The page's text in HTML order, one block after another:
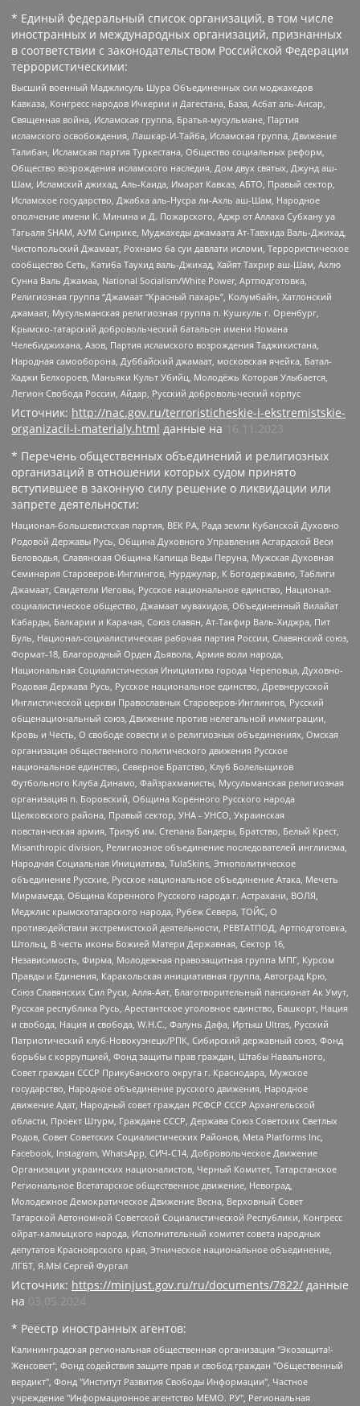
* Единый федеральный список организаций, в том числе
иностранных и международных организаций, признанных
в соответствии с законодательством Российской Федерации
террористическими:
Высший военный Маджлисуль Шура Объединенных сил моджахедов
Кавказа, Конгресс народов Ичкерии и Дагестана, База, Асбат аль-Ансар,
Священная война, Исламская группа, Братья-мусульмане, Партия
исламского освобождения, Лашкар-И-Тайба, Исламская группа, Движение
Талибан, Исламская партия Туркестана, Общество социальных реформ,
Общество возрождения исламского наследия, Дом двух святых, Джунд аш-
Шам, Исламский джихад, Аль-Каида, Имарат Кавказ, АБТО, Правый сектор,
Исламское государство, Джабха аль-Нусра ли-Ахль аш-Шам, Народное
ополчение имени К. Минина и Д. Пожарского, Аджр от Аллаха Субхану уа
Тагьаля SHAM, АУМ Синрике, Муджахеды джамаата Ат-Тавхида Валь-Джихад,
Чистопольский Джамаат, Рохнамо ба суи давлати исломи, Террористическое
сообщество Сеть, Катиба Таухид валь-Джихад, Хайят Тахрир аш-Шам, Ахлю
Сунна Валь Джамаа, National Socialism/White Power, Артподготовка,
Религиозная группа “Джамаат “Красный пахарь”, Колумбайн, Хатлонский
джамаат, Мусульманская религиозная группа п. Кушкуль г. Оренбург,
Крымско-татарский добровольческий батальон имени Номана
Челебиджихана, Азов, Партия исламского возрождения Таджикистана,
Народная самооборона, Дуббайский джамаат, московская ячейка, Батал-
Хаджи Белхороев, Маньяки Культ Убийц, Молодёжь Которая Улыбается,
Легион Свобода России, Айдар, Русский добровольческий корпус
Источник: http://nac.gov.ru/terroristicheskie-i-ekstremistskie-
organizacii-i-materialy.html данные на
16.11.2023
* Перечень общественных объединений и религиозных
организаций в отношении которых судом принято
вступившее в законную силу решение о ликвидации или
запрете деятельности:
Национал-большевистская партия, ВЕК РА, Рада земли Кубанской Духовно
Родовой Державы Русь, Община Духовного Управления Асгардской Веси
Беловодья, Славянская Община Капища Веды Перуна, Мужская Духовная
Семинария Староверов-Инглингов, Нурджулар, К Богодержавию, Таблиги
Джамаат, Свидетели Иеговы, Русское национальное единство, Национал-
социалистическое общество, Джамаат мувахидов, Объединенный Вилайат
Кабарды, Балкарии и Карачая, Союз славян, Ат-Такфир Валь-Хиджра, Пит
Буль, Национал-социалистическая рабочая партия России, Славянский союз,
Формат-18, Благородный Орден Дьявола, Армия воли народа,
Национальная Социалистическая Инициатива города Череповца, Духовно-
Родовая Держава Русь, Русское национальное единство, Древнерусской
Инглистической церкви Православных Староверов-Инглингов, Русский
общенациональный союз, Движение против нелегальной иммиграции,
Кровь и Честь, О свободе совести и о религиозных объединениях, Омская
организация общественного политического движения Русское
национальное единство, Северное Братство, Клуб Болельщиков
Футбольного Клуба Динамо, Файзрахманисты, Мусульманская религиозная
организация п. Боровский, Община Коренного Русского народа
Щелковского района, Правый сектор, УНА - УНСО, Украинская
повстанческая армия, Тризуб им. Степана Бандеры, Братство, Белый Крест,
Misanthropic division, Религиозное объединение последователей инглиизма,
Народная Социальная Инициатива, TulaSkins, Этнополитическое
объединение Русские, Русское национальное объединение Атака, Мечеть
Мирмамеда, Община Коренного Русского народа г. Астрахани, ВОЛЯ,
Меджлис крымскотатарского народа, Рубеж Севера, ТОЙС, О
противодействии экстремистской деятельности, РЕВТАТПОД, Артподготовка,
Штольц, В честь иконы Божией Матери Державная, Сектор 16,
Независимость, Фирма, Молодежная правозащитная группа МПГ, Курсом
Правды и Единения, Каракольская инициативная группа, Автоград Крю,
Союз Славянских Сил Руси, Алля-Аят, Благотворительный пансионат Ак Умут,
Русская республика Русь, Арестантское уголовное единство, Башкорт, Нация
и свобода, Нация и свобода, W.H.С., Фалунь Дафа, Иртыш Ultras, Русский
Патриотический клуб-Новокузнецк/РПК, Сибирский державный союз, Фонд
борьбы с коррупцией, Фонд защиты прав граждан, Штабы Навального,
Совет граждан СССР Прикубанского округа г. Краснодара, Мужское
государство, Народное объединение русского движения, Народное
движение Адат, Народный совет граждан РСФСР СССР Архангельской
области, Проект Штурм, Граждане СССР, Держава Союз Советских Светлых
Родов, Совет Советских Социалистических Районов, Meta Platforms Inc,
Facebook, Instagram, WhatsApp, СИЧ-С14, Добровольческое Движение
Организации украинских националистов, Черный Комитет, Татарстанское
Региональное Всетатарское общественное движение, Невоград,
Молодежное Демократическое Движение Весна, Верховный Совет
Татарской Автономной Советской Социалистической Республики, Конгресс
ойрат-калмыцкого народа, Исполнительный комитет совета народных
депутатов Красноярского края, Этническое национальное объединение,
ЛГБТ, Я.МЫ Сергей Фургал
Источник: https://minjust.gov.ru/ru/documents/7822/ данные
на 03.05.2024
* Реестр иностранных агентов:
Калининградская региональная общественная организация "Экозащита!-Женсовет", Фонд содействия защите прав и свобод граждан "Общественный вердикт", Фонд "Институт Развития Свободы Информации", Частное учреждение "Информационное агентство МЕМО. РУ", Региональная общественная организация "Общественная комиссия по сохранению наследия академика Сахарова", Фонд поддержки свободы прессы, Санкт-Петербургская общественная правозащитная организация "Гражданский контроль", Межрегиональная общественная организация "Информационно-просветительский центр "Мемориал", Региональный Фонд "Центр Защиты Прав Средств Массовой Информации", с 05.12.2023 Фонд "Центр Защиты Прав Средств массовой информации", Региональная общественная благотворительная организация помощи беженцам и мигрантам "Гражданское содействие", Негосударственное образовательное учреждение дополнительного профессионального образования (повышение квалификации) специалистов "АКАДЕМИЯ ПО ПРАВАМ ЧЕЛОВЕКА", Свердловская региональная общественная организация "Сутяжник", Автономная некоммерческая организация "Центр независимых социологических исследований", Союз общественных объединений "Российский исследовательский центр по правам человека", Региональное общественное учреждение научно-информационный центр "МЕМОРИАЛ", Некоммерческая организация "Фонд защиты гласности", Автономная некоммерческая организация "Институт прав человека", Городская общественная организация "Екатеринбургское общество "МЕМОРИАЛ", Городская общественная организация "Рязанское историко-просветительское и правозащитное общество "Мемориал" (Рязанский Мемориал), Челябинский региональный орган общественной самодеятельности – женское общественное объединение "Женщины Евразии", Челябинский региональный орган общественной самодеятельности "Уральская правозащитная группа", Фонд содействия защите здоровья и социальной справедливости имени Андрея Рылькова, Автономная Некоммерческая Организация "Аналитический Центр Юрия Левады", Автономная некоммерческая организация социальной поддержки населения "Проект Апрель", Региональная общественная организация помощи женщинам и детям, находящимся в кризисной ситуации "Информационно-методический центр "Анна", Фонд содействия развитию массовых коммуникаций и правовому просвещению "Так-так-Так", Фонд содействия устойчивому развитию "Серебряная тайга", Свердловский региональный общественный фонд социальных проектов "Новое время", "Idel.Реалии", Кавказ.Реалии, Крым.Реалии, Телеканал Настоящее Время, Татаро-башкирская служба Радио Свобода (Azatliq Radiosi), Радио Свободная Европа/Радио Свобода (PCE/PC), "Сибирь.Реалии", "Фактограф", Благотворительный фонд помощи осужденным и их семьям, Автономная некоммерческая организация "Институт глобализации и социальных движений", Фонд "В защиту прав заключенных", Частное учреждение "Центр поддержки и содействия развитию средств массовой информации", Пензенский региональный общественный благотворительный фонд "Гражданский союз", "Север.Реалии", Некоммерческая организация Фонд "Правовая инициатива", Общество с ограниченной ответственностью "Радио Свободная Европа/Радио Свобода", Чешское информационное агентство "MEDIUM-ORIENT", Красноярская региональная общественная организация "Мы против СПИДа", Камалягин Денис Николаевич, Маркелов Сергей Евгеньевич, Пономарев Лев Александрович, Савицкая Людмила Алексеевна, Автономная некоммерческая организация "Центр по работе с проблемой насилия "НАСИЛИЮ.НЕТ", Межрегиональный профессиональный союз работников здравоохранения "Альянс врачей", Юридическое лицо, зарегистрированное в Латвийской Республике, SIA "Medusa Project" (регистрационный номер 40103797863, дата регистрации 10.06.2014), Некоммерческая организация "Фонд по борьбе с коррупцией", Автономная некоммерческая организация "Институт права и публичной политики", Баданин Роман Сергеевич, Гликин Максим Александрович, Железнова Мария Михайловна, Лукьянова Юлия Сергеевна, Маетная Елизавета Витальевна, Маняхин Петр Борисович, Чуракова Ольга Владимировна, Ярош Юлия Петровна, Юридическое лицо "The Insider SIA", зарегистрированное в Риге, Латвийская Республика (дата регистрации 26.06.2015), являющееся администратором доменного имени интернет-издания "The Insider SIA", https://theins.ru, Постернак Алексей Евгеньевич, Рубин Михаил Аркадьевич, Анин Роман Александрович, Юридическое лицо Istories fonds, зарегистрированное в Латвийской Республике (регистрационный номер 50008295751, дата регистрации 24.02.2020), Великовский Дмитрий Александрович, Долинина Ирина Николаевна, Мароховская Алеся Алексеевна, Шлейнов Роман Юрьевич, Шмагун Олеся Валентиновна, Общество с ограниченной ответственностью "Альтаир 2021", Общество с ограниченной ответственностью "Вега 2021", Общество с ограниченной ответственностью "Главный редактор 2021", Общество с ограниченной ответственностью "Ромашки монолит", Важенков Артем Валерьевич, Ивановская областная общественная организация "Центр гендерных исследований", Гурман Юрий Альбертович, Медиапроект "ОВД-Инфо", Егоров Владимир Владимирович, Жилинский Владимир Александрович, Общество с ограниченной ответственностью "ЗП", Иванова София Юрьевна, Карезина Инна Павловна, Кильтау Екатерина Викторовна, Петров Алексей Викторович, Пискунов Сергей Евгеньевич, Смирнов Сергей Сергеевич, Тихонов Михаил Сергеевич, Общество с ограниченной ответственностью "ЖУРНАЛИСТ-ИНОСТРАННЫЙ АГЕНТ", Арапова Галина Юрьевна, Вольтская Татьяна Анатольевна, Американская компания "Mason G.E.S. Anonymous Foundation" (США), являющаяся владельцем интернет-издания https://mnews.world/, Компания "Stichting Bellingcat", зарегистрированная в Нидерландах (дата регистрации 11.07.2018), Захаров Андрей Вячеславович, Клепиковская Екатерина Дмитриевна, Общество с ограниченной ответственностью "МЕМО", Перл Роман Александрович, Симонов Евгений Алексеевич, Соловьева Елена Анатольевна, Сотников Даниил Владимирович, Сурначева Елизавета Дмитриевна, Автономная некоммерческая организация по защите прав человека и информированию населения "Якутия – Наше Мнение", Общество с ограниченной ответственностью "Москоу диджитал медиа", с 26.01.2023 Общество с ограниченной ответственностью "Чайка Белые сады", Ветошкина Валерия Валерьевна, Заговора Максим Александрович, Межрегиональное общественное движение "Российская ЛГБТ - сеть", Оленичев Максим Владимирович, Павлов Иван Юрьевич, Скворцова Елена Сергеевна, Общество с ограниченной ответственностью "Как бы инагент", Кочетков Игорь Викторович, Общество с ограниченной ответственностью "Честные выборы", Еланчик Олег Александрович, Общество с ограниченной ответственностью "Нобелевский призыв", Гималова Регина Эмилевна, Григорьев Андрей Валерьевич, Григорьева Алина Александровна, Ассоциация по содействию защите прав призывников, альтернативнослужащих и военнослужащих "Правозащитная группа "Гражданин.Армия.Право", Хисамова Регина Фаритовна, Автономная некоммерческая организация по реализации социально-правовых программ "Лилит", Дальневосточное общественное движение "Маяк", Санкт-Петербургская ЛГБТ-инициативная группа "Выход", Инициативная группа ЛГБТ+ "Реверс", Алексеев Андрей Викторович, Бекбулатова Таисия Львовна, Беляев Иван Михайлович, Владыкина Елена Сергеевна, Гельман Марат Александрович, Никульшина Вероника Юрьевна, Толоконникова Надежда Андреевна, Шендерович Виктор Анатольевич, Общество с ограниченной ответственностью "Данное сообщение", Общество с ограниченной ответственностью Издательский дом "Новая глава", Айнбиндер Александра Александровна, Московский комьюнити-центр для ЛГБТ+инициатив, Благотворительный фонд развития филантропии, Deutsche Welle (Германия, Kurt-Schumacher-Strasse 3, 53113 Bonn), Борзунова Мария Михайловна, Воробьев Виктор Викторович, Голубева Анна Львовна, Константинова Алла Михайловна, Малкова Ирина Владимировна, Мурадов Мурад Абдулгалимович, Осетинская Елизавета Николаевна, Понасенков Евгений Николаевич, Ганапольский Матвей Юрьевич, Киселев Евгений Алексеевич, Борухович Ирина Григорьевна, Дремин Иван Тимофеевич, Дубровский Дмитрий Викторович, Красноярская региональная общественная организация поддержки и развития альтернативных образовательных технологий и межкультурных коммуникаций "ИНТЕРРА", Маяковская Екатерина Алексеевна, Фейгин Марк Захарович, Филимонов Андрей Викторович, Дзугкоева Регина Николаевна, Доброхотов Роман Александрович, Дудь Юрий Александрович, Елкин Сергей Владимирович, Кругликов Кирилл Игоревич, Сабунаева Мария Леонидовна, Семенов Алексей Владимирович, Шаинян Карен Багратович, Шульман Екатерина Михайловна, Асафьев Артур Валерьевич, Вахштайн Виктор Семенович, Венедиктов Алексей Алексеевич, Лушникова Екатерина Евгеньевна, Волков Леонид Михайлович, Невзоров Александр Глебович, Пархоменко Сергей Борисович, Сироткин Ярослав Николаевич, Кара-Мурза Владимир Владимирович, Баранова Наталья Владимировна, Гозман Леонид Яковлевич, Кагарлицкий Борис Юльевич, Климарев Михаил Валерьевич, Милов Владимир Станиславович, Автономная некоммерческая организация Краснодарский центр современного искусства "Типография", Моргенштерн Алишер Тагирович, Соболь Любовь Эдуардовна, Общество с ограниченной ответственностью "ЛИЗА НОРМ", Каспаров Гарри Кимович, Ходорковский Михаил Борисович, Общество с ограниченной ответственностью "Апрельские тезисы", Данилович Ирина Брониславовна, Кашин Олег Владимирович, Петров Николай Владимирович, Пивоваров Алексей Владимирович, Соколов Михаил Владимирович, Цветкова Юлия Владимировна, Чичваркин Евгений Александрович, Комитет против пыток/Команда против пыток, Общество с ограниченной ответственностью "Первый научный", Общество с ограниченной ответственностью "Вертолет и ко", Белоцерковская Вероника Борисовна, Кац Максим Евгеньевич, Лазарева Татьяна Юрьевна, Шаведдинов Руслан Табризович, Яшин Илья Валерьевич, Общество с ограниченной ответственностью "Иноагент ААВ", Алешковский Дмитрий Петрович, Альбац Евгения Марковна, Быков Дмитрий Львович, Галямина Юлия Евгеньевна, Лойко Сергей Леонидович, Мартынов Кирилл Константинович, Медведев Сергей Александрович, Крашенинников Федор Геннадиевич, Гордеева Катерина Вл